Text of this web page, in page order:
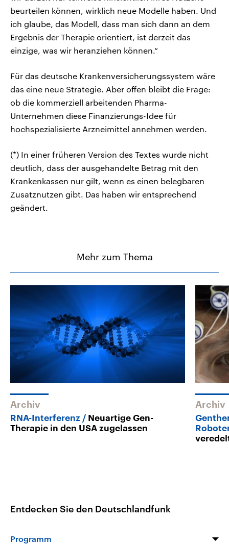
beurteilen können, wirklich neue Modelle haben. Und
ich glaube, das Modell, dass man sich dann an dem
Ergebnis der Therapie orientiert, ist derzeit das
einzige, was wir heranziehen können.“
Für das deutsche Krankenversicherungssystem wäre
das eine neue Strategie. Aber offen bleibt die Frage:
ob die kommerziell arbeitenden Pharma-
Unternehmen diese Finanzierungs-Idee für
hochspezialisierte Arzneimittel annehmen werden.
(*) In einer früheren Version des Textes wurde nicht
deutlich, dass der ausgehandelte Betrag mit den
Krankenkassen nur gilt, wenn es einen belegbaren
Zusatznutzen gibt. Das haben wir entsprechend
geändert.
Mehr zum Thema
Archiv
RNA-Interferenz
Neuartige Gen-
Therapie in den USA zugelassen
Archiv
Entdecken Sie den Deutschlandfunk
Programm